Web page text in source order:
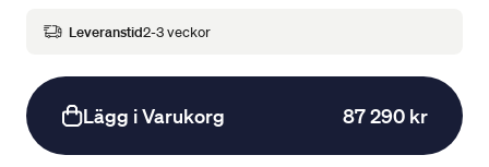
Leveranstid2-3 veckor
Lägg i Varukorg 87 290 kr